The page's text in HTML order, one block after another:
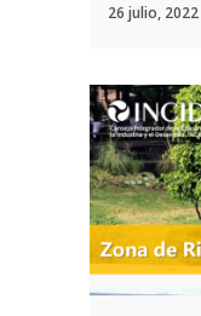
26 julio, 2022